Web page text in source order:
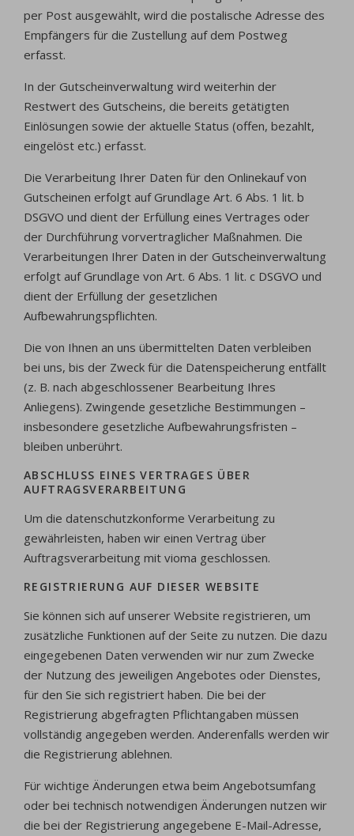
per Post ausgewählt, wird die postalische Adresse des
Empfängers für die Zustellung auf dem Postweg
erfasst.
In der Gutscheinverwaltung wird weiterhin der
Restwert des Gutscheins, die bereits getätigten
Einlösungen sowie der aktuelle Status (offen, bezahlt,
eingelöst etc.) erfasst.
Die Verarbeitung Ihrer Daten für den Onlinekauf von
Gutscheinen erfolgt auf Grundlage Art. 6 Abs. 1 lit. b
DSGVO und dient der Erfüllung eines Vertrages oder
der Durchführung vorvertraglicher Maßnahmen. Die
Verarbeitungen Ihrer Daten in der Gutscheinverwaltung
erfolgt auf Grundlage von Art. 6 Abs. 1 lit. c DSGVO und
dient der Erfüllung der gesetzlichen
Aufbewahrungspflichten.
Die von Ihnen an uns übermittelten Daten verbleiben
bei uns, bis der Zweck für die Datenspeicherung entfällt
(z. B. nach abgeschlossener Bearbeitung Ihres
Anliegens). Zwingende gesetzliche Bestimmungen –
insbesondere gesetzliche Aufbewahrungsfristen –
bleiben unberührt.
ABSCHLUSS EINES VERTRAGES ÜBER
AUFTRAGSVERARBEITUNG
Um die datenschutzkonforme Verarbeitung zu
gewährleisten, haben wir einen Vertrag über
Auftragsverarbeitung mit vioma geschlossen.
REGISTRIERUNG AUF DIESER WEBSITE
Sie können sich auf unserer Website registrieren, um
zusätzliche Funktionen auf der Seite zu nutzen. Die dazu
eingegebenen Daten verwenden wir nur zum Zwecke
der Nutzung des jeweiligen Angebotes oder Dienstes,
für den Sie sich registriert haben. Die bei der
Registrierung abgefragten Pflichtangaben müssen
vollständig angegeben werden. Anderenfalls werden wir
die Registrierung ablehnen.
Für wichtige Änderungen etwa beim Angebotsumfang
oder bei technisch notwendigen Änderungen nutzen wir
die bei der Registrierung angegebene E-Mail-Adresse,